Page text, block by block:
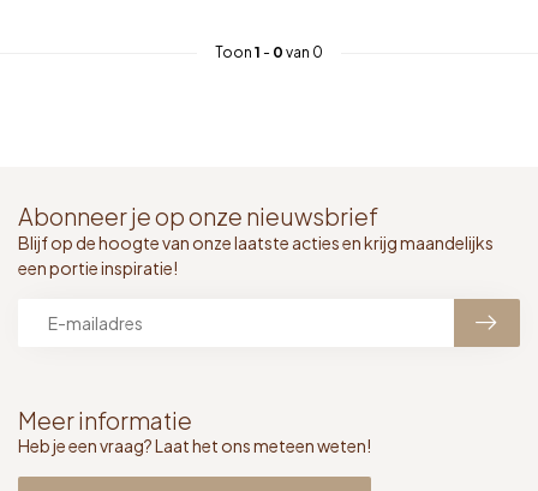
Toon 1 - 0 van 0
Meer informatie
Heb je een vraag? Laat het ons meteen weten!
Abonneer je op onze nieuwsbrief
Blijf op de hoogte van onze laatste acties en krijg maandelijks
een portie inspiratie!